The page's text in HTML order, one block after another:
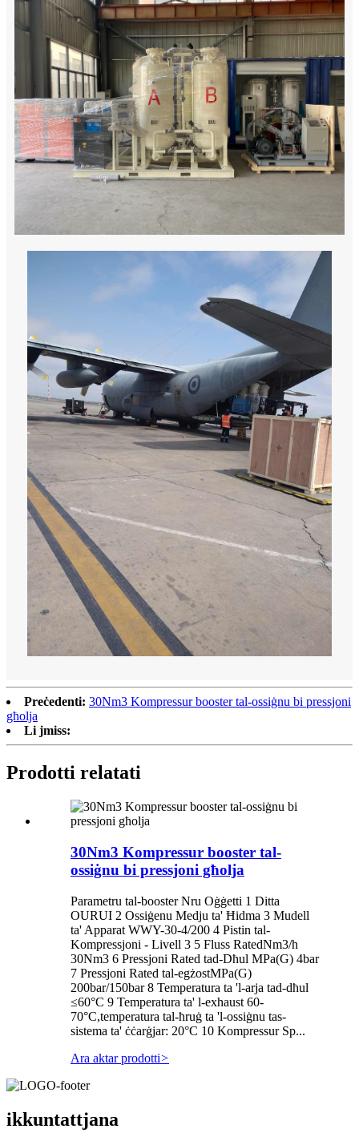
Preċedenti: 30Nm3 Kompressur booster tal-ossiġnu bi pressjoni
għolja
Li jmiss:
Prodotti relatati
30Nm3 Kompressur booster tal-
ossiġnu bi pressjoni għolja
Parametru tal-booster Nru Oġġetti 1 Ditta
OURUI 2 Ossiġenu Medju ta' Ħidma 3 Mudell
ta' Apparat WWY-30-4/200 4 Pistin tal-
Kompressjoni - Livell 3 5 Fluss RatedNm3/h
30Nm3 6 Pressjoni Rated tad-Dħul MPa(G) 4bar
7 Pressjoni Rated tal-egżostMPa(G)
200bar/150bar 8 Temperatura ta 'l-arja tad-dħul
≤60°C 9 Temperatura ta' l-exhaust 60-
70°C,temperatura tal-ħruġ ta 'l-ossiġnu tas-
sistema ta' ċċarġjar: 20°C 10 Kompressur Sp...
Ara aktar prodotti>
ikkuntattjana